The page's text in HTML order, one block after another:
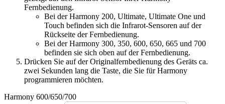
Fernbedienung.
Bei der Harmony 200, Ultimate, Ultimate One und
Touch befinden sich die Infrarot-Sensoren auf der
Rückseite der Fernbedienung.
Bei der Harmony 300, 350, 600, 650, 665 und 700
befinden sie sich oben auf der Fernbedienung.
Drücken Sie auf der Originalfernbedienung des Geräts ca.
zwei Sekunden lang die Taste, die Sie für Harmony
programmieren möchten.
Harmony 600/650/700